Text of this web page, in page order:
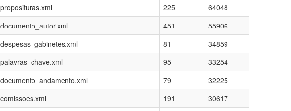
proposituras.xml
225
64048
documento_autor.xml
451
55906
despesas_gabinetes.xml
81
34859
palavras_chave.xml
95
33254
documento_andamento.xml
79
32225
comissoes.xml
191
30617